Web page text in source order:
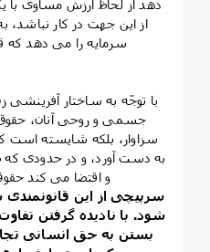
دهد از لحاظ ارزش مساوى با
از این جهت در کار نباشد،
سرمایه را مى دهد که
با توجّه به ساختار آفرینشى
جسمى و روحى آنان،
سزاوار، بلکه شایسته است
به دست آورد، و در حدودى که
و اقتضا مى کند
سرپیچى از این
شود. با نادیده گرفتن
بستن به حق انسانى